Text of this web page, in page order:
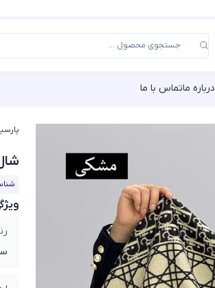
درباره ماتماس با ما
شال